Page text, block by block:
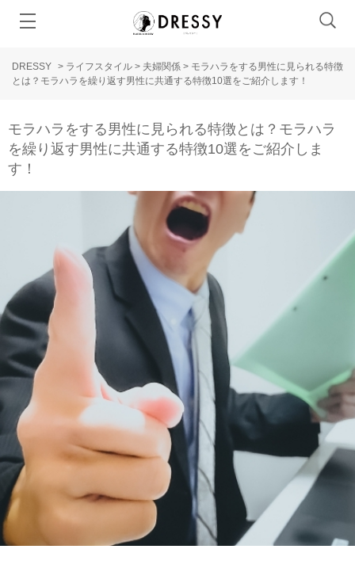
DRESSY > ライフスタイル > 夫婦関係 > モラハラをする男性に見られる特徴
とは？モラハラを繰り返す男性に共通する特徴10選をご紹介します！
モラハラをする男性に見られる特徴とは？モラハラ
を繰り返す男性に共通する特徴10選をご紹介しま
す！